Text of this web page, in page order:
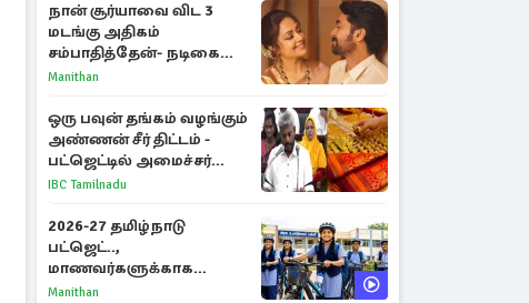
நான் சூர்யாவை விட 3
மடங்கு அதிகம்
சம்பாதித்தேன்- நடிகை
ஜோதிகா
Manithan
ஒரு பவுன் தங்கம் வழங்கும்
அண்ணன் சீர் திட்டம் -
பட்ஜெட்டில் அமைச்சர்
மரிய வில்சன் அறிவிப்பு!
IBC Tamilnadu
2026-27 தமிழ்நாடு
பட்ஜெட்..,
மாணவர்களுக்காக
வெளியான முக்கிய
Manithan